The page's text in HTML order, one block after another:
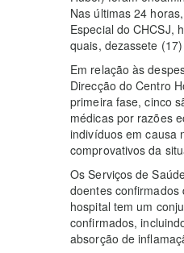
Nas últimas 24
Especial do CHCSJ,
quais, dezassete
Em relação às
Direcção do Centro
primeira fase, cinco
médicas por razões
indivíduos em causa
comprovativos da
Os Serviços de
doentes confirmados
hospital tem um
confirmados,
absorção de